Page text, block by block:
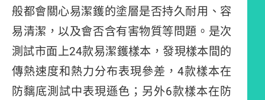
般都會關心易潔鑊的塗層是否持久耐用、容
易清潔，以及會否含有害物質等問題。是次
測試市面上24款易潔鑊樣本，發現樣本間的
傳熱速度和熱力分布表現參差，4款樣本在
防黐底測試中表現遜色；另外6款樣本在防